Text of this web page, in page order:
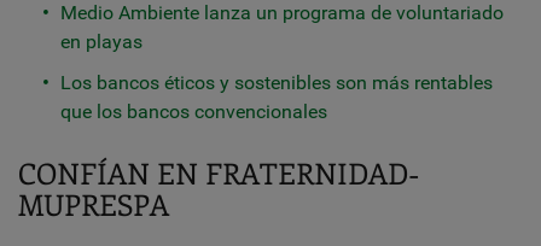
Medio Ambiente lanza un programa de voluntariado
en playas
Los bancos éticos y sostenibles son más rentables
que los bancos convencionales
CONFÍAN EN FRATERNIDAD-
MUPRESPA